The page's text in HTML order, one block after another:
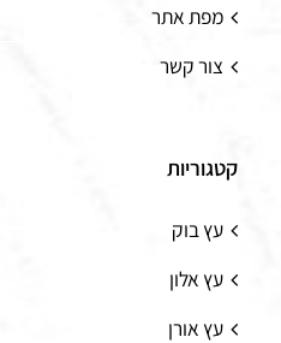
מפת אתר
צור קשר
קטגוריות
עץ בוק
עץ אלון
עץ אורן